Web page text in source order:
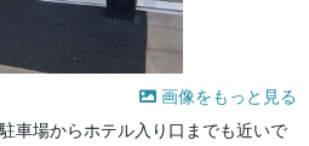
画像をもっと見る
車場からホテル入り口までも近いで